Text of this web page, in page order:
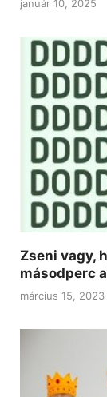
január 10, 2025
Zseni vagy,
másodperc
március 15, 2023